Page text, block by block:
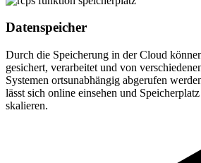
Datenspeicher
Durch die Speicherung in der Cloud
gesichert, verarbeitet und von
Systemen ortsunabhängig abgerufen
lässt sich online einsehen und
skalieren.